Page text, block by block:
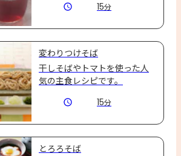
15分
変わりつけそば
干しそばやトマトを使った人
気の主食レシピです。
15分
とろろそば